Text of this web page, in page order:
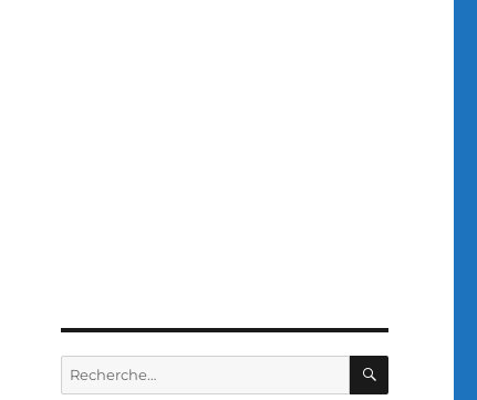
Recherche
pour :